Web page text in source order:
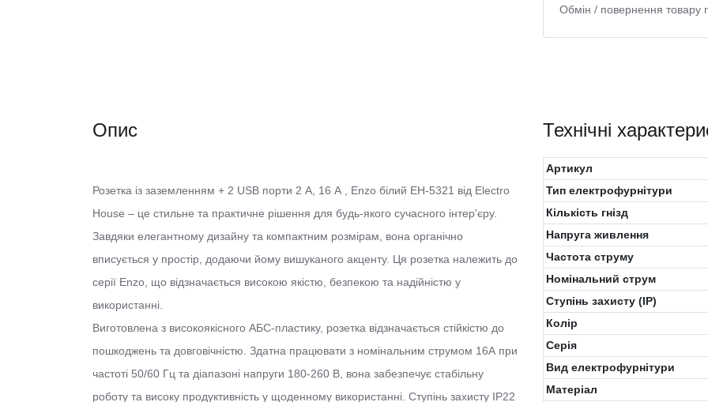
Обмін / повернення товару
Опис
Розетка із заземленням + 2 USB порти 2 A, 16 А , Enzo білий EH-5321 від Electro
House – це стильне та практичне рішення для будь-якого сучасного інтер'єру.
Завдяки елегантному дизайну та компактним розмірам, вона органічно
вписується у простір, додаючи йому вишуканого акценту. Ця розетка належить до
серії Enzo, що відзначається високою якістю, безпекою та надійністю у
використанні.
Виготовлена з високоякісного АБС-пластику, розетка відзначається стійкістю до
пошкоджень та довговічністю. Здатна працювати з номінальним струмом 16А при
частоті 50/60 Гц та діапазоні напруги 180-260 В, вона забезпечує стабільну
роботу та високу продуктивність у щоденному використанні. Ступінь захисту IP22
Технічні
Артикул
Тип електрофурнітури
Кількість гнізд
Напруга живлення
Частота струму
Номінальний струм
Ступінь захисту (IP)
Колiр
Серія
Вид електрофурнітури
Матеріал